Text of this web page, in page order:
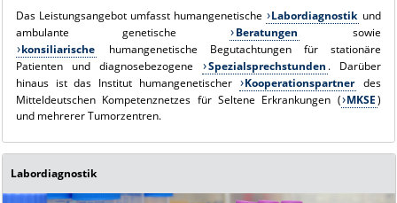
Das Leistungsangebot umfasst humangenetische
Labordiagnostik und
ambulante genetische
Beratungen
sowie
konsiliarische
humangenetische Begutachtungen für stationäre
Patienten und diagnosebezogene
Spezialsprechstunden . Darüber
hinaus ist das Institut humangenetischer
Kooperationspartner des
Mitteldeutschen Kompetenznetzes für Seltene Erkrankungen ( MKSE)
und mehrerer Tumorzentren.
Labordiagnostik